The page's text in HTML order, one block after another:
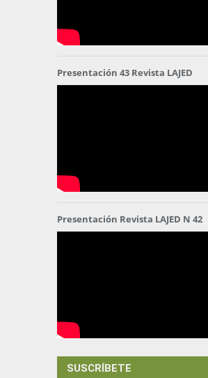
Presentación 43 Revista LAJED
Presentación Revista LAJED N 42
SUSCRÍBETE